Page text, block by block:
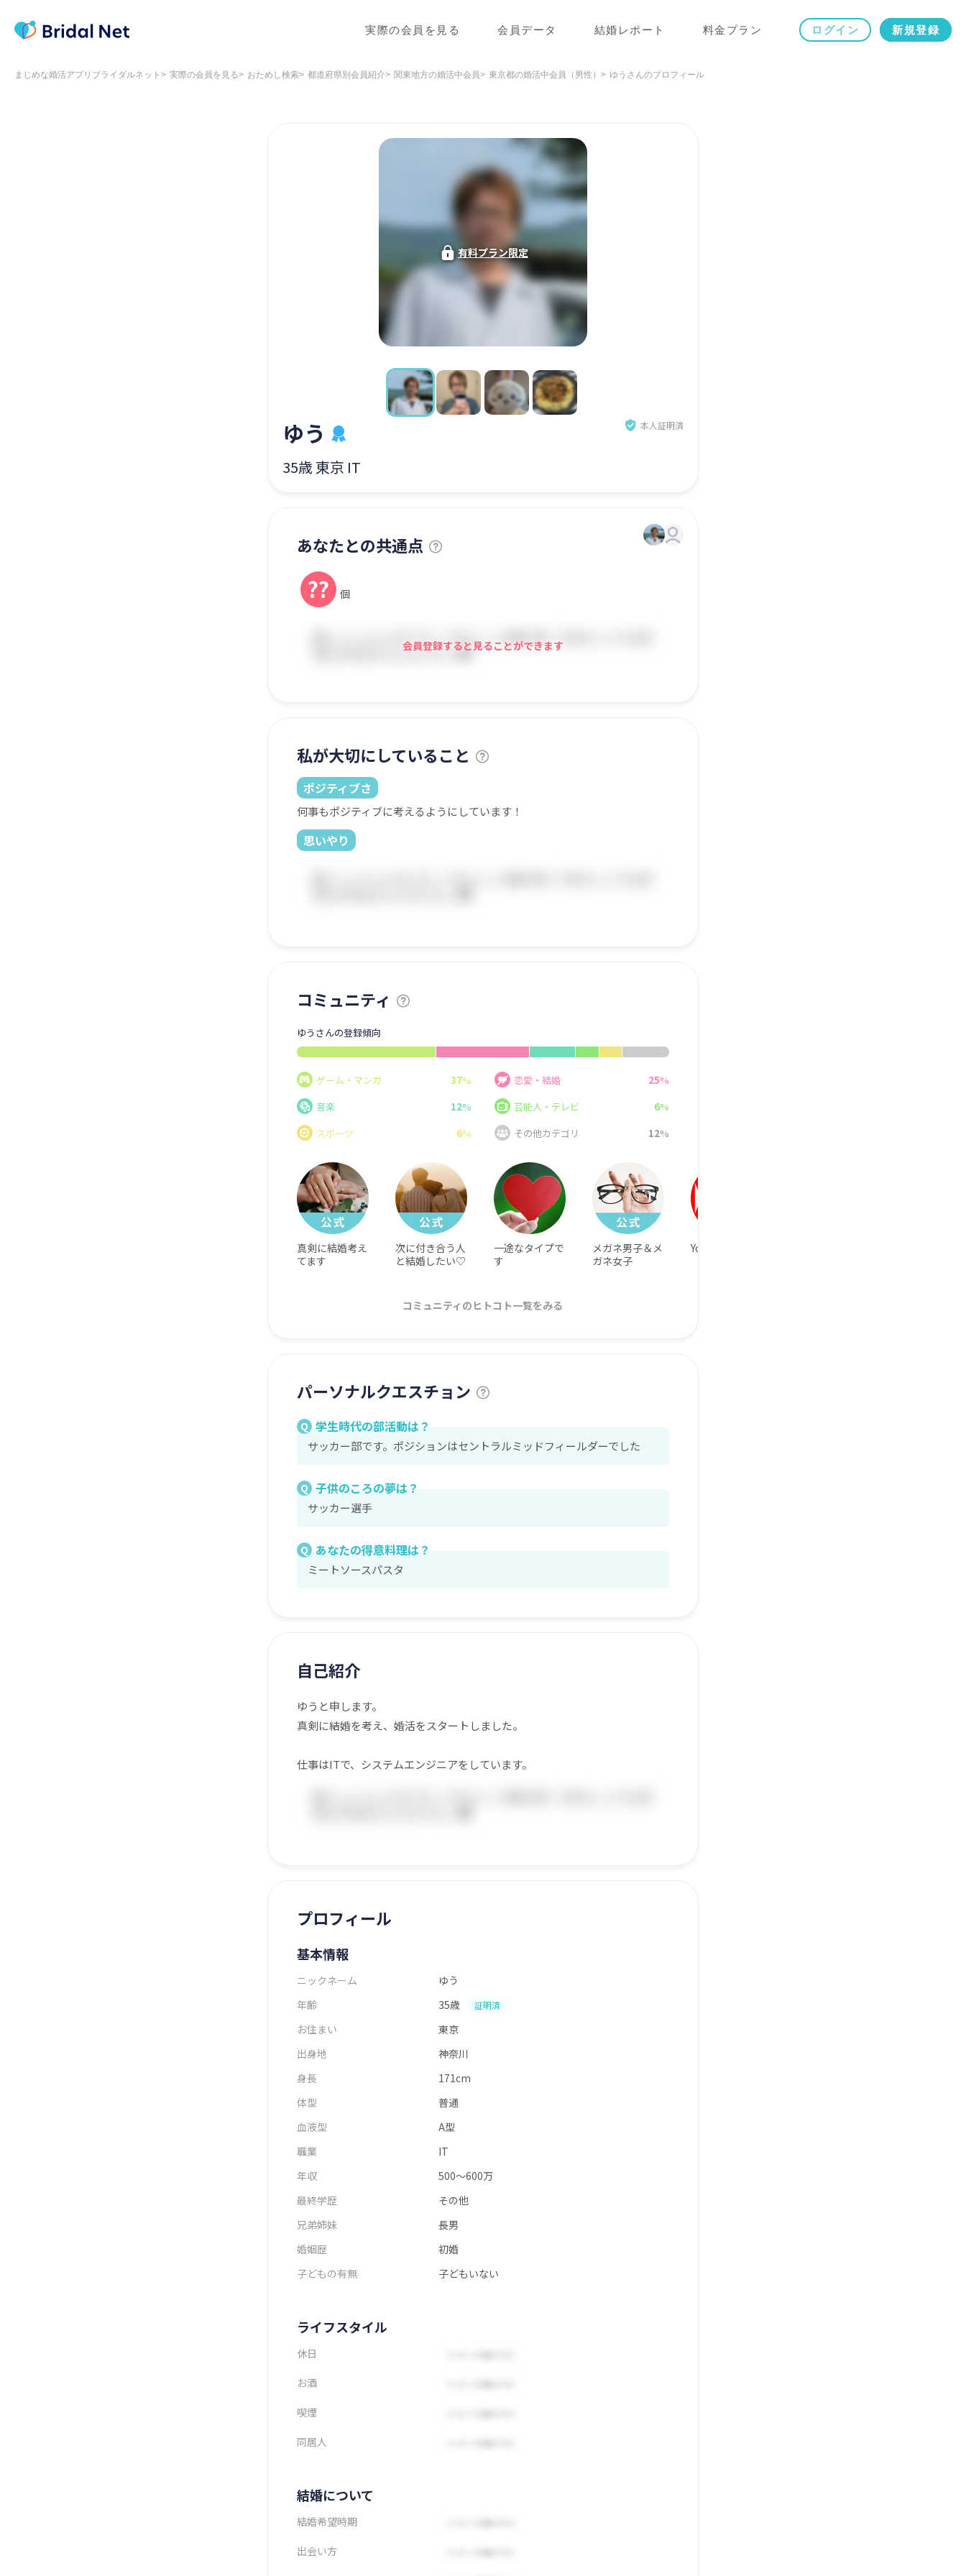
実際の会員を見る 会員データ 結婚レポート 料金プラン ログイン 新規登録
まじめな婚活アプリブライダルネット 実際の会員を見る おためし検索 都道府県別会員紹介 関東地方の婚活中会員 東京都の婚活中会員（男性） ゆうさんのプロフィール
有料プラン限定
ゆう 本人証明済
35歳 東京 IT
あなたとの共通点
?? 個
会員登録すると見ることができます
私が大切にしていること
ポジティブさ
何事もポジティブに考えるようにしています！
思いやり
コミュニティ
ゆうさんの登録傾向
ゲーム・マンガ 37% 恋愛・結婚 25%
音楽
12% 芸能人・テレビ 6%
スポーツ
6% その他カテゴリ 12%
真剣に結婚考え
てます
次に付き合う人
と結婚したい♡
一途なタイプで
す
メガネ男子＆メ
ガネ女子
YouTube
コミュニティのヒトコト一覧をみる
パーソナルクエスチョン
Q 学生時代の部活動は？
サッカー部です。ポジションはセントラルミッドフィールダーでした
Q 子供のころの夢は？
サッカー選手
Q あなたの得意料理は？
ミートソースパスタ
自己紹介
ゆうと申します。
真剣に結婚を考え、婚活をスタートしました。
仕事はITで、システムエンジニアをしています。
プロフィール
基本情報
ニックネーム
ゆう
年齢
35歳 証明済
お住まい
東京
出身地
神奈川
身長
171cm
体型
普通
血液型
A型
職業
IT
年収
500～600万
最終学歴
その他
兄弟姉妹
長男
婚姻歴
初婚
子どもの有無
子どもいない
ライフスタイル
休日
お酒
喫煙
同居人
結婚について
結婚希望時期
出会い方